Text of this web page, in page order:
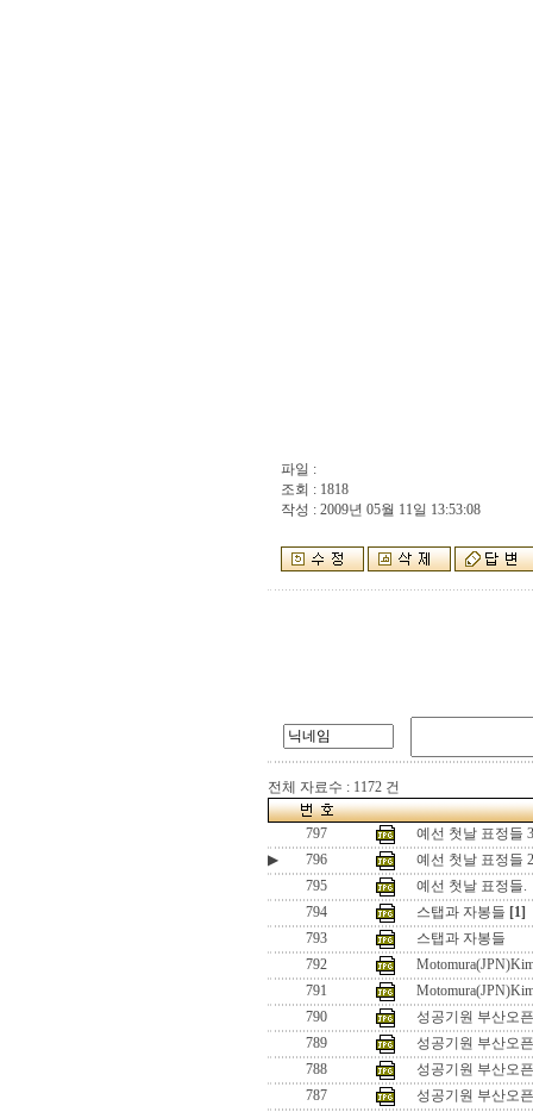
파일 :
조회 : 1818
작성 : 2009년 05월 11일 13:53:08
전체 자료수 : 1172 건
797
예선 첫날 표정들 3
▶
796
예선 첫날 표정들 2
795
예선 첫날 표정들.
794
스탭과 자봉들 [1]
793
스탭과 자봉들
792
791
790
성공기원 부산오
789
성공기원 부산오
788
성공기원 부산오
787
성공기원 부산오